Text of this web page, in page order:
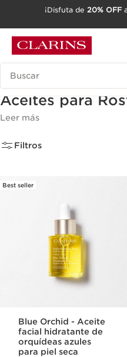
IR AL PIE DE PÁGINA
¡Disfuta de 20% OFF
Buscar
Aceites para
Leer más
Filtros
Best seller
Blue Orchid - Aceite
facial hidratante de
orquídeas azules
para piel seca